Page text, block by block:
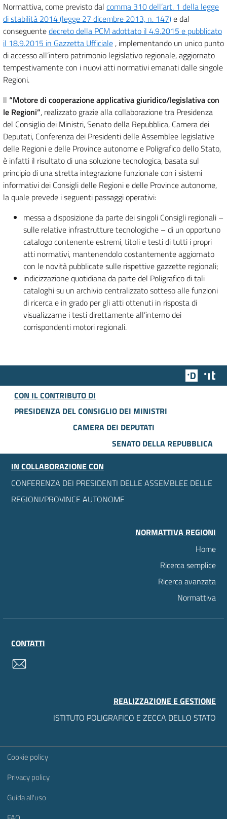
Normattiva, come previsto dal comma 310 dell’art. 1 della legge
di stabilità 2014 (legge 27 dicembre 2013, n. 147)e dal
conseguentedecreto della PCM adottato il 4.9.2015 e pubblicato
il 18.9.2015 in Gazzetta Ufficiale , implementando un unico punto
di accesso all’intero patrimonio legislativo regionale, aggiornato
tempestivamente con i nuovi atti normativi emanati dalle singole
Regioni.
Il “Motore di cooperazione applicativa giuridico/legislativa con
le Regioni”, realizzato grazie alla collaborazione tra Presidenza
del Consiglio dei Ministri, Senato della Repubblica, Camera dei
Deputati, Conferenza dei Presidenti delle Assemblee legislative
delle Regioni e delle Province autonome e Poligrafico dello Stato,
è infatti il risultato di una soluzione tecnologica, basata sul
principio di una stretta integrazione funzionale con i sistemi
informativi dei Consigli delle Regioni e delle Province autonome,
la quale prevede i seguenti passaggi operativi:
messa a disposizione da parte dei singoli Consigli regionali –
sulle relative infrastrutture tecnologiche – di un opportuno
catalogo contenente estremi, titoli e testi di tutti i propri
atti normativi, mantenendolo costantemente aggiornato
con le novità pubblicate sulle rispettive gazzette regionali;
indicizzazione quotidiana da parte del Poligrafico di tali
cataloghi su un archivio centralizzato sotteso alle funzioni
di ricerca e in grado per gli atti ottenuti in risposta di
visualizzarne i testi direttamente all’interno dei
corrispondenti motori regionali.
Team
CON IL CONTRIBUTO DI
PRESIDENZA DEL CONSIGLIO DEI MINISTRI
CAMERA DEI DEPUTATI
SENATO DELLA REPUBBLICA
IN COLLABORAZIONE CON
CONFERENZA DEI PRESIDENTI DELLE ASSEMBLEE DELLE
REGIONI/PROVINCE AUTONOME
NORMATTIVA REGIONI
Home
Ricerca semplice
Ricerca avanzata
Normattiva
CONTATTI
REALIZZAZIONE E GESTIONE
ISTITUTO POLIGRAFICO E ZECCA DELLO STATO
Sezione Link Utili
Cookie policy
Privacy policy
Guida all'uso